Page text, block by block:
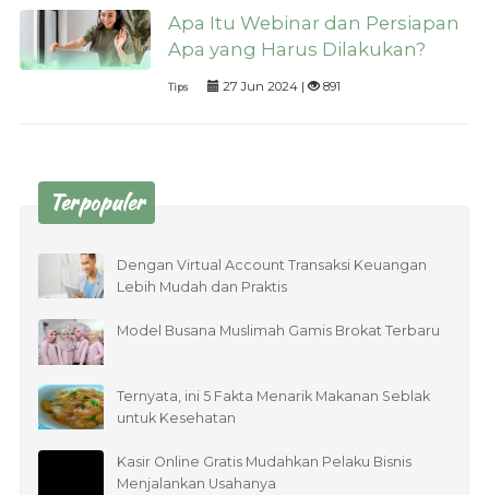
Apa Itu Webinar dan Persiapan
Apa yang Harus Dilakukan?
Tips 27 Jun 2024 | 891
Terpopuler
Dengan Virtual Account Transaksi Keuangan
Lebih Mudah dan Praktis
Model Busana Muslimah Gamis Brokat Terbaru
Ternyata, ini 5 Fakta Menarik Makanan Seblak
untuk Kesehatan
Kasir Online Gratis Mudahkan Pelaku Bisnis
Menjalankan Usahanya